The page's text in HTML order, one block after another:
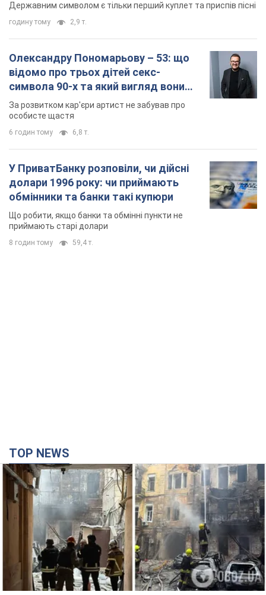
Державним символом є тільки перший куплет та приспів пісні
годину тому 2,9 т.
Олександру Пономарьову – 53: що
відомо про трьох дітей секс-
символа 90-х та який вигляд вони
мають
За розвитком кар'єри артист не забував про
особисте щастя
6 годин тому 6,8 т.
У ПриватБанку розповіли, чи дійсні
долари 1996 року: чи приймають
обмінники та банки такі купюри
Що робити, якщо банки та обмінні пункти не
приймають старі долари
8 годин тому 59,4 т.
TOP NEWS